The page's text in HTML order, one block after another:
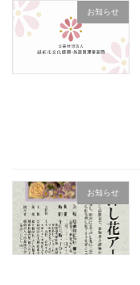
お知らせ
お知らせ